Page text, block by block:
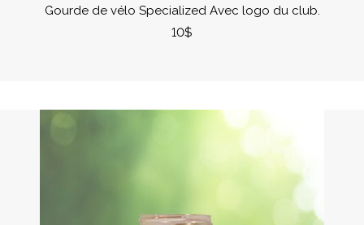
Gourde de vélo Specialized Avec logo du club.
10$